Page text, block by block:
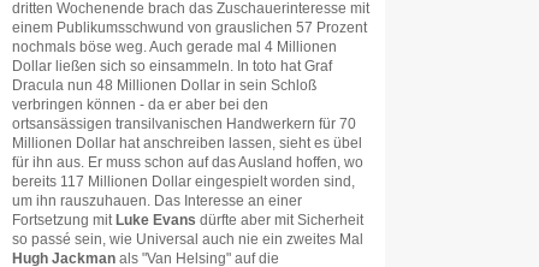
dritten Wochenende brach das Zuschauerinteresse mit
einem Publikumsschwund von grauslichen 57 Prozent
nochmals böse weg. Auch gerade mal 4 Millionen
Dollar ließen sich so einsammeln. In toto hat Graf
Dracula nun 48 Millionen Dollar in sein Schloß
verbringen können - da er aber bei den
ortsansässigen transilvanischen Handwerkern für 70
Millionen Dollar hat anschreiben lassen, sieht es übel
für ihn aus. Er muss schon auf das Ausland hoffen, wo
bereits 117 Millionen Dollar eingespielt worden sind,
um ihn rauszuhauen. Das Interesse an einer
Fortsetzung mit Luke Evans dürfte aber mit Sicherheit
so passé sein, wie Universal auch nie ein zweites Mal
Hugh Jackman als "Van Helsing" auf die